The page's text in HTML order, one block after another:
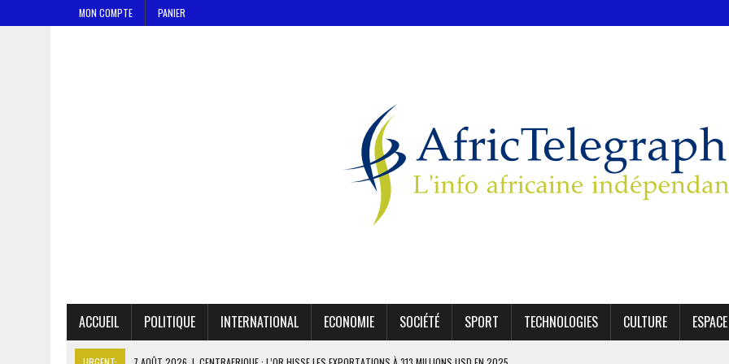
MON COMPTE PANIER
ACCUEIL POLITIQUE INTERNATIONAL ECONOMIE SOCIÉTÉ SPORT TECHNOLOGIES CULTURE